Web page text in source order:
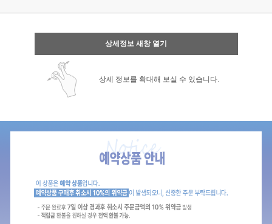
상세정보 새창 열기
상세 정보를 확대해 보실 수 있습니다.